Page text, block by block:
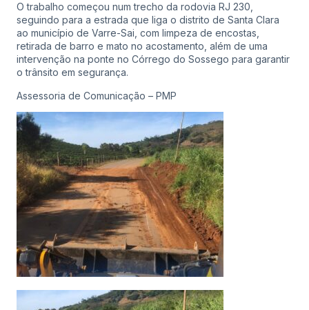
O trabalho começou num trecho da rodovia RJ 230,
seguindo para a estrada que liga o distrito de Santa Clara
ao município de Varre-Sai, com limpeza de encostas,
retirada de barro e mato no acostamento, além de uma
intervenção na ponte no Córrego do Sossego para garantir
o trânsito em segurança.
Assessoria de Comunicação – PMP